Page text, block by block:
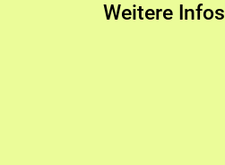
Weitere Infos